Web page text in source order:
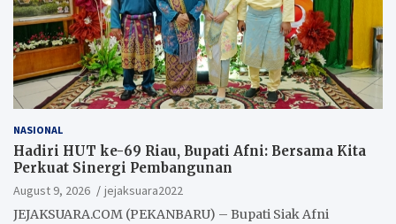
NASIONAL
Hadiri HUT ke-69 Riau, Bupati Afni: Bersama Kita
Perkuat Sinergi Pembangunan
August 9, 2026
jejaksuara2022
JEJAKSUARA.COM (PEKANBARU) – Bupati Siak Afni